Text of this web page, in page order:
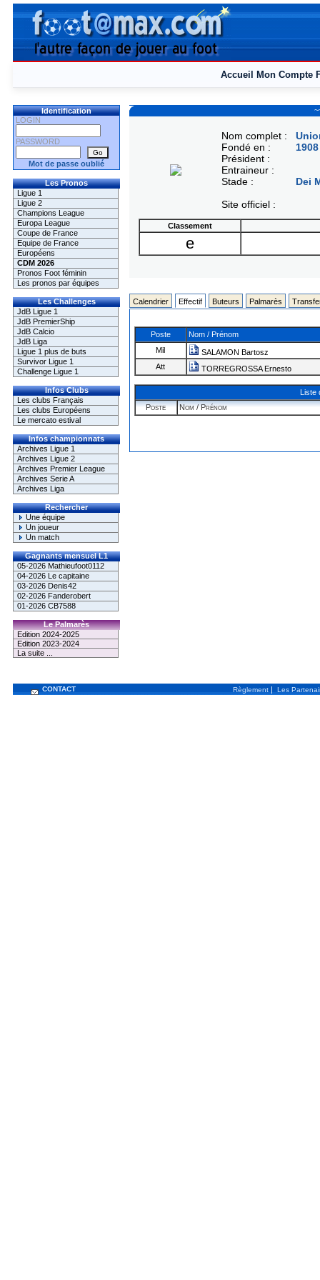
Accueil Mon Compte
Identification
LOGIN
PASSWORD
Mot de passe oublié
Les Pronos
Ligue 1
Ligue 2
Champions League
Europa League
Coupe de France
Equipe de France
Européens
CDM 2026
Pronos Foot féminin
Les pronos par équipes
Les Challenges
JdB Ligue 1
JdB PremierShip
JdB Calcio
JdB Liga
Ligue 1 plus de buts
Survivor Ligue 1
Challenge Ligue 1
Infos Clubs
Les clubs Français
Les clubs Européens
Le mercato estival
Infos championnats
Archives Ligue 1
Archives Ligue 2
Archives Premier League
Archives Serie A
Archives Liga
Rechercher
Une équipe
Un joueur
Un match
Gagnants mensuel L1
05-2026 Mathieufoot0112
04-2026 Le capitaine
03-2026 Denis42
02-2026 Fanderobert
01-2026 CB7588
Le Palmarès
Edition 2024-2025
Edition 2023-2024
La suite ...
Nom complet :
Fondé en :
Président :
Entraineur :
Stade :
Site officiel :
1908
Dei
Classement
e
Calendrier Effectif Buteurs Palmarès
Poste
Nom / Prénom
Mil
SALAMON Bartosz
Att
TORREGROSSA Ernesto
Liste
Poste
Nom / Prénom
CONTACT Règlement | Les